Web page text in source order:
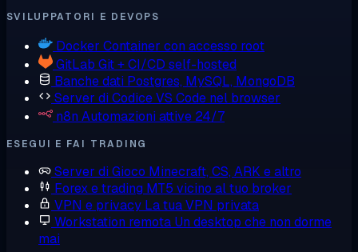
SVILUPPATORI E DEVOPS
Docker Container con accesso root
GitLab Git + CI/CD self-hosted
Banche dati Postgres, MySQL, MongoDB
Server di CodiceVS Code nel browser
n8n Automazioni attive 24/7
ESEGUI E FAI TRADING
Server di Gioco Minecraft, CS, ARK e altro
Forex e trading MT5 vicino al tuo broker
VPN e privacy La tua VPN privata
Workstation remota Un desktop che non dorme
mai